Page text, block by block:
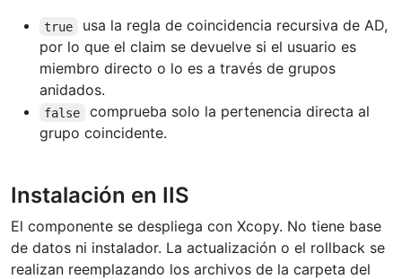
true
usa la regla de coincidencia recursiva de AD,
por lo que el claim se devuelve si el usuario es
miembro directo o lo es a través de grupos
anidados.
false
comprueba solo la pertenencia directa al
grupo coincidente.
Instalación en IIS
El componente se despliega con Xcopy. No tiene base
de datos ni instalador. La actualización o el rollback se
realizan reemplazando los archivos de la carpeta del